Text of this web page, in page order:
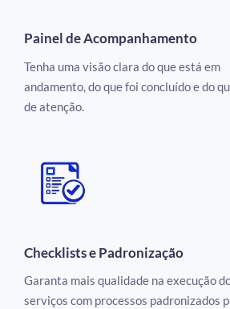
Painel de Acompanhamento
Tenha uma visão clara do que está em
andamento, do que foi concluído e do
de atenção.
Checklists e Padronização
Garanta mais qualidade na execução
serviços com processos padronizados